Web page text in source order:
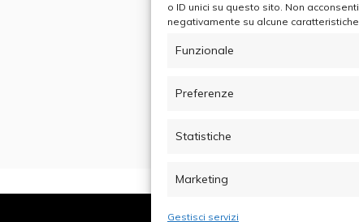
o ID unici su questo sito. Non
negativamente su alcune
Funzionale
Preferenze
Statistiche
Marketing
Gestisci servizi